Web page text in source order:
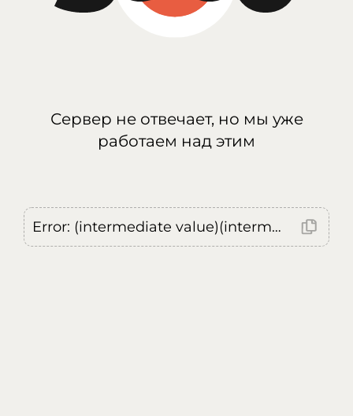
Сервер не отвечает, но мы уже
работаем над этим
Error: (intermediate value)(intermediate value)(intermediate value).replaceAll is not a function